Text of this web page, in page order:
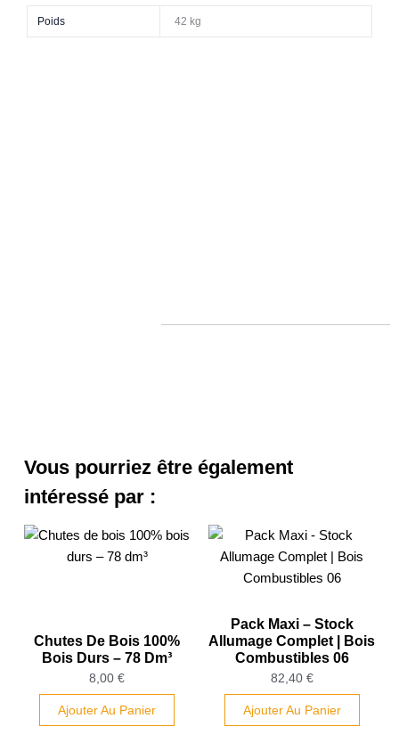
Poids 42 kg
Vous pourriez être également
intéressé par :
Chutes De Bois 100%
Bois Durs – 78 Dm³
8,00€
Ajouter Au Panier
Pack Maxi – Stock
Allumage Complet | Bois
Combustibles 06
82,40 €
Ajouter Au Panier